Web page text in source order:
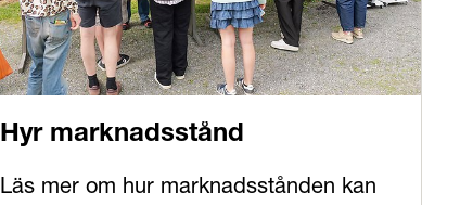
Hyr marknadsstånd
Läs mer om hur marknadsstånden kan